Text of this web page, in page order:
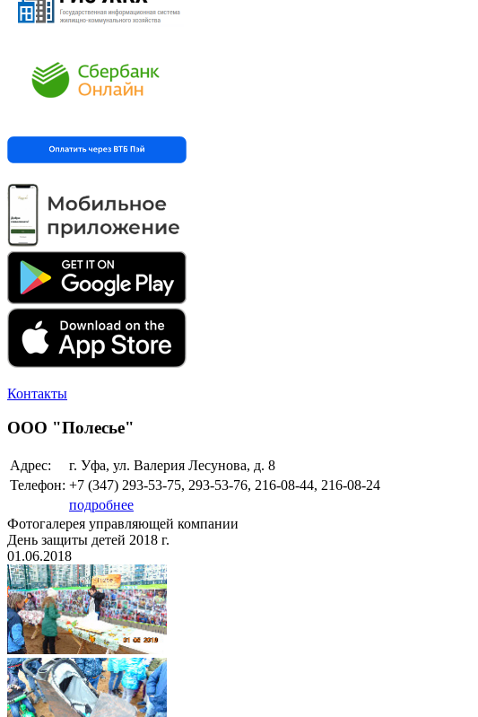
Контакты
ООО "Полесье"
Адрес:
г. Уфа, ул. Валерия Лесунова, д. 8
Телефон: +7 (347) 293-53-75, 293-53-76, 216-08-44, 216-08-24
подробнее
Фотогалерея управляющей компании
День защиты детей 2018 г.
01.06.2018